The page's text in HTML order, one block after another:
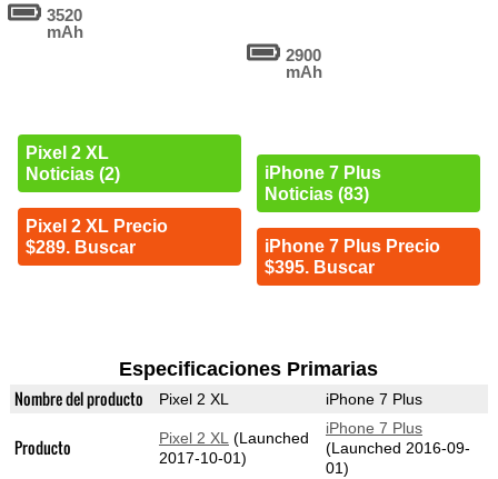
3520
mAh
Pixel 2 XL
Noticias (2)
Pixel 2 XL Precio
$289. Buscar
2900
mAh
iPhone 7 Plus
Noticias (83)
iPhone 7 Plus Precio
$395. Buscar
Especificaciones Primarias
Nombre del producto Pixel 2 XL iPhone 7 Plus
Producto Pixel 2 XL (Launched
2017-10-01)
iPhone 7 Plus
(Launched 2016-09-
01)